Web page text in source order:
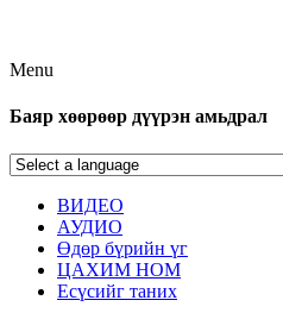
Menu
Баяр хөөрөөр дүүрэн амьдрал
ВИДЕО
АУДИО
Өдөр бүрийн үг
ЦАХИМ НОМ
Есүсийг таних